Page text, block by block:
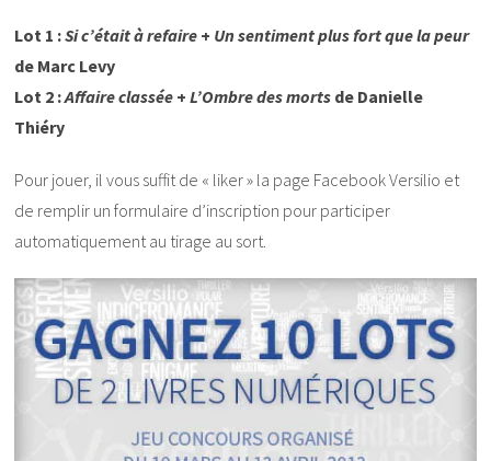
Lot 1 :Si c’était à refaire + Un sentiment plus fort que la peur
de Marc Levy
Lot 2 :Affaire classée +L’Ombre des morts de Danielle
Thiéry
Pour jouer, il vous suffit de « liker » la page Facebook Versilio et
de remplir un formulaire d’inscription pour participer
automatiquement au tirage au sort.